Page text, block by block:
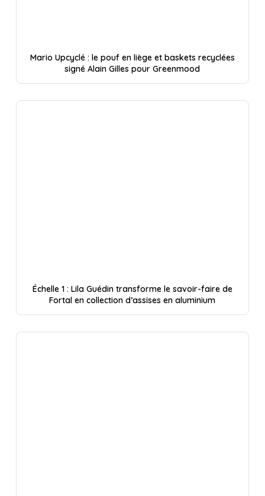
Mario Upcyclé : le pouf en liège et baskets recyclées
signé Alain Gilles pour Greenmood
Échelle 1 : Lila Guédin transforme le savoir-faire de
Fortal en collection d’assises en aluminium